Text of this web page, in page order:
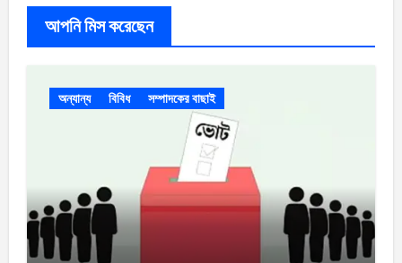
আপনি মিস করেছেন
অন্যান্য বিবিধ সম্পাদকের বাছাই